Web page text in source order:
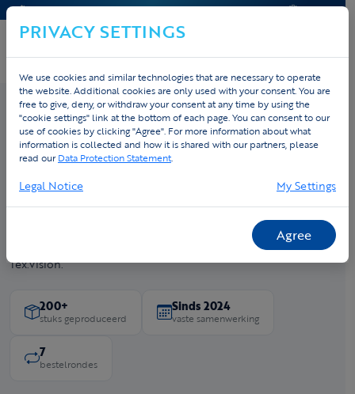
CONTACT & HELP OFFERTE
Home›Cases› PeakMove
PeakMove
Al klant sinds 2020 met op maat gemaakte sportkleding voor
PeakMove Tri-Team ging hij voor niets minder dan het beste:
een full custom trisuit, in samenwerking ontworpen met
Tex.Vision.
200+
stuks geproduceerd
Sinds 2024
vaste samenwerking
7
bestelrondes
PRIVACY SETTINGS
We use cookies and similar technologies that are necessary to operate
the website. Additional cookies are only used with your consent. You are
free to give, deny, or withdraw your consent at any time by using the
"cookie settings" link at the bottom of each page. You can consent to our
use of cookies by clicking "Agree". For more information about what
information is collected and how it is shared with our partners, please
read ourData Protection Statement.
Legal Notice My Settings
Agree